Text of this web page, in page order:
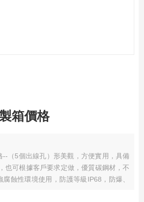
箱價格
--（5個出線孔）形美觀，方便實用，具備
也可根據客戶要求定做，優質碳鋼材，不
蝕性環境使用，防護等級IP68，防爆、